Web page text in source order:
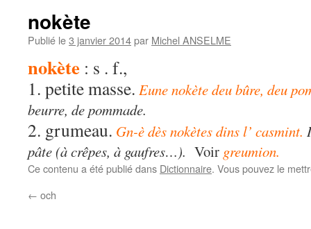
nokète
Publié le3 janvier 2014par Michel ANSELME
nokète : s . f.,
1. petite masse. Eune nokète deu bûre, deu
beurre, de pommade.
2. grumeau. Gn-è dès nokètes dins l’ casmint.
pâte (à crêpes, à gaufres…). Voir greumion.
Ce contenu a été publié dans Dictionnaire. Vous pouvez le
← och